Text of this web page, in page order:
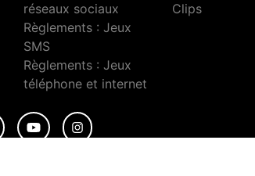
réseaux sociaux
Règlements : Jeux
SMS
Règlements : Jeux
téléphone et internet
Clips